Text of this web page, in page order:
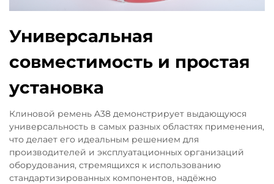
Универсальная
совместимость и простая
установка
Клиновой ремень A38 демонстрирует выдающуюся
универсальность в самых разных областях применения,
что делает его идеальным решением для
производителей и эксплуатационных организаций
оборудования, стремящихся к использованию
стандартизированных компонентов, надёжно